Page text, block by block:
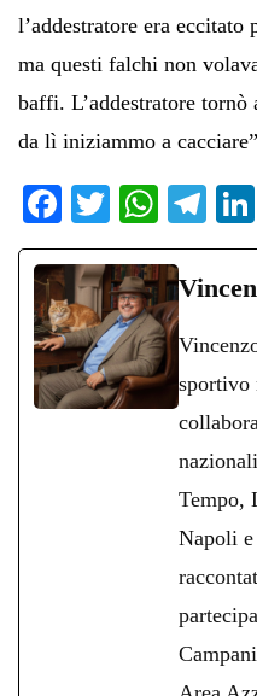
l’addestratore era
ma questi falchi non
baffi. L’addestratore
da lì iniziammo a
Fa
ce
bo
ok
T
wi
tte
r
W
ha
ts
A
pp
Te
le
gr
m
sportivo
Tempo,
Napoli